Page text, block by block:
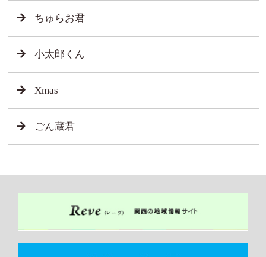
ちゅらお君
小太郎くん
Xmas
ごん蔵君